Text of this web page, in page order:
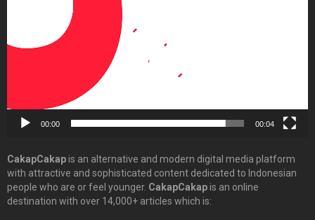
00:00 00:04
CakapCakapis an alternative and modern digital media platform
with attractive and sophisticated content dedicated to Indonesian
people who are or feel younger. CakapCakapis an online
destination with over 14,000+ articles which is: